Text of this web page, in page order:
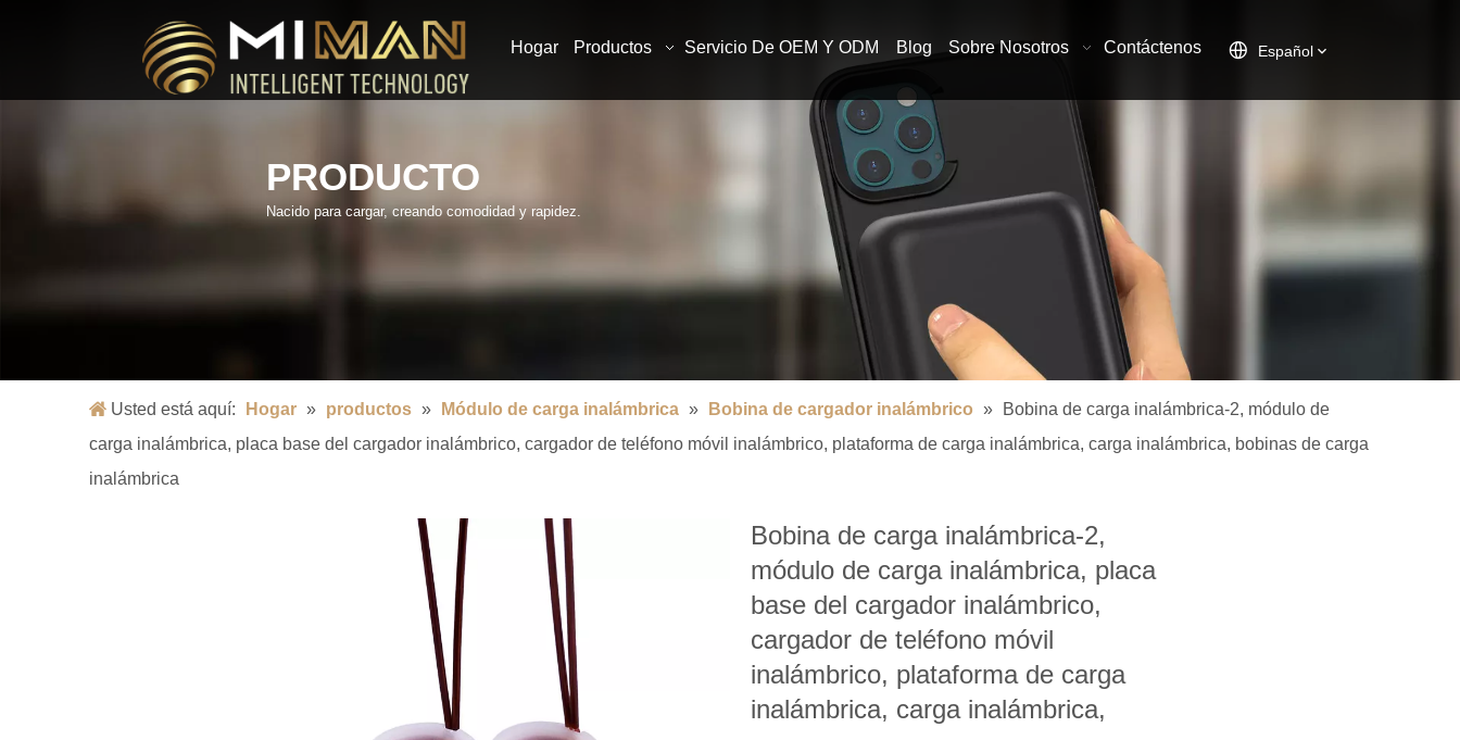
Hogar Productos Servicio De OEM Y ODM Blog Sobre Nosotros Contáctenos Español
PRODUCTO
Nacido para cargar, creando comodidad y rapidez.
Usted está aquí: Hogar » productos » Módulo de carga inalámbrica » Bobina de cargador inalámbrico »
Bobina de carga inalámbrica-2, módulo de
carga inalámbrica, placa base del cargador inalámbrico, cargador de teléfono móvil inalámbrico, plataforma de carga inalámbrica, carga inalámbrica, bobinas de carga
inalámbrica
Bobina de carga inalámbrica-2,
módulo de carga inalámbrica, placa
base del cargador inalámbrico,
cargador de teléfono móvil
inalámbrico, plataforma de carga
inalámbrica, carga inalámbrica,